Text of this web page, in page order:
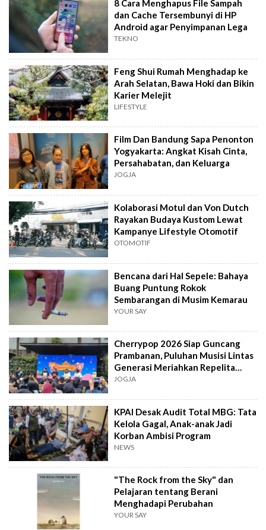
8 Cara Menghapus File Sampah
dan Cache Tersembunyi di HP
Android agar Penyimpanan Lega
TEKNO
Feng Shui Rumah Menghadap ke
Arah Selatan, Bawa Hoki dan Bikin
Karier Melejit
LIFESTYLE
Film Dan Bandung Sapa Penonton
Yogyakarta: Angkat Kisah Cinta,
Persahabatan, dan Keluarga
JOGJA
Kolaborasi Motul dan Von Dutch
Rayakan Budaya Kustom Lewat
Kampanye Lifestyle Otomotif
OTOMOTIF
Bencana dari Hal Sepele: Bahaya
Buang Puntung Rokok
Sembarangan di Musim Kemarau
YOUR SAY
Cherrypop 2026 Siap Guncang
Prambanan, Puluhan Musisi Lintas
Generasi Meriahkan Repelita
Musik
JOGJA
KPAI Desak Audit Total MBG: Tata
Kelola Gagal, Anak-anak Jadi
Korban Ambisi Program
NEWS
"The Rock from the Sky" dan
Pelajaran tentang Berani
Menghadapi Perubahan
YOUR SAY